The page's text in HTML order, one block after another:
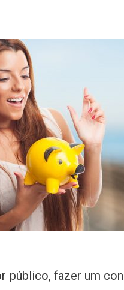
público, fazer um